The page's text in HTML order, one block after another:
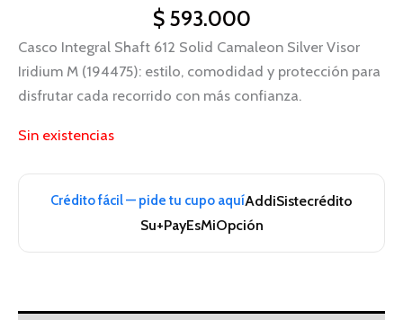
$593.000
Casco Integral Shaft 612 Solid Camaleon Silver Visor
Iridium M (194475): estilo, comodidad y protección para
disfrutar cada recorrido con más confianza.
Sin existencias
Crédito fácil — pide tu cupo aquíAddiSistecrédito
Su+PayEsMiOpción